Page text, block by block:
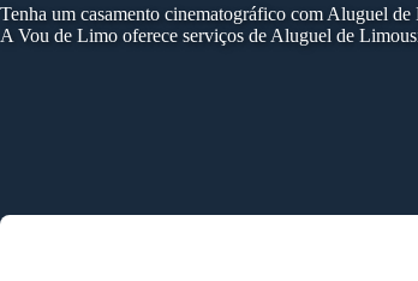
Tenha um casamento cinematográfico com Aluguel
A Vou de Limo oferece serviços de Aluguel de